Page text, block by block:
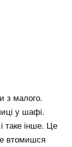
з малого.
у шафі.
таке інше. Це
втомишся